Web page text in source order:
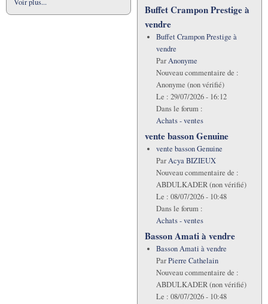
Voir plus...
Buffet Crampon Prestige à
vendre
Buffet Crampon Prestige à
vendre
ParAnonyme
Nouveau commentaire de :
Anonyme (non vérifié)
Le : 29/07/2026 - 16:12
Dans le forum :
Achats - ventes
vente basson Genuine
vente basson Genuine
ParAcya BIZIEUX
Nouveau commentaire de :
ABDULKADER (non vérifié)
Le : 08/07/2026 - 10:48
Dans le forum :
Achats - ventes
Basson Amati à vendre
Basson Amati à vendre
ParPierre Cathelain
Nouveau commentaire de :
ABDULKADER (non vérifié)
Le : 08/07/2026 - 10:48